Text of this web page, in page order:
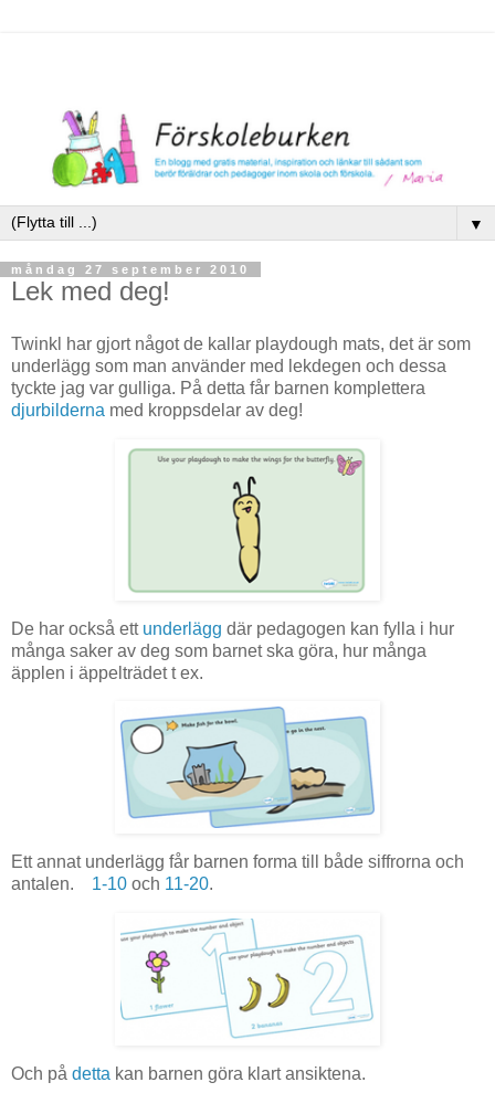
▼
måndag 27 september 2010
Lek med deg!
Twinkl har gjort något de kallar playdough mats, det är som
underlägg som man använder med lekdegen och dessa
tyckte jag var gulliga. På detta får barnen komplettera
djurbilderna med kroppsdelar av deg!
De har också ett underlägg där pedagogen kan fylla i hur
många saker av deg som barnet ska göra, hur många
äpplen i äppelträdet t ex.
Ett annat underlägg får barnen forma till både siffrorna och
antalen. 1-10 och 11-20.
Och på detta kan barnen göra klart ansiktena.